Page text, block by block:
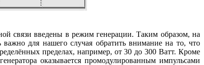
связи введены в режим генерации. Таким образом, на
для нашего случая обратить внимание на то, что
пределах, например, от 30 до 300 Ватт. Кроме
оказывается промодулированным импульсами